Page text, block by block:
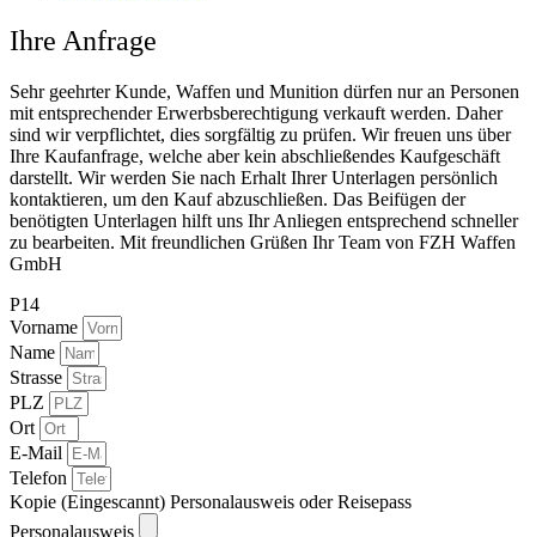
Ihre Anfrage
Sehr geehrter Kunde, Waffen und Munition dürfen nur an Personen
mit entsprechender Erwerbsberechtigung verkauft werden. Daher
sind wir verpflichtet, dies sorgfältig zu prüfen. Wir freuen uns über
Ihre Kaufanfrage, welche aber kein abschließendes Kaufgeschäft
darstellt. Wir werden Sie nach Erhalt Ihrer Unterlagen persönlich
kontaktieren, um den Kauf abzuschließen. Das Beifügen der
benötigten Unterlagen hilft uns Ihr Anliegen entsprechend schneller
zu bearbeiten. Mit freundlichen Grüßen Ihr Team von FZH Waffen
GmbH
P14
Vorname
Name
Strasse
PLZ
Ort
E-Mail
Telefon
Kopie (Eingescannt) Personalausweis oder Reisepass
Personalausweis